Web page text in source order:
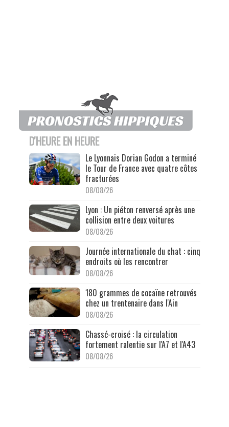
D'HEURE EN HEURE
Le Lyonnais Dorian Godon a terminé
le Tour de France avec quatre côtes
fracturées
08/08/26
Lyon : Un piéton renversé après une
collision entre deux voitures
08/08/26
Journée internationale du chat : cinq
endroits où les rencontrer
08/08/26
180 grammes de cocaïne retrouvés
chez un trentenaire dans l'Ain
08/08/26
Chassé-croisé : la circulation
fortement ralentie sur l'A7 et l'A43
08/08/26